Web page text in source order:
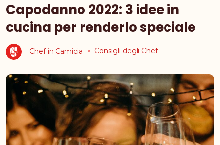
Capodanno 2022: 3 idee in
cucina per renderlo speciale
Chef in Camicia Consigli degli Chef